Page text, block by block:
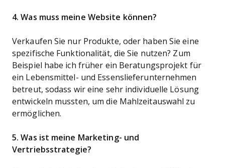
4. Was muss meine Website können?
Verkaufen Sie nur Produkte, oder haben Sie eine
spezifische Funktionalität, die Sie nutzen? Zum
Beispiel habe ich früher ein Beratungsprojekt für
ein Lebensmittel- und Essenslieferunternehmen
betreut, sodass wir eine sehr individuelle Lösung
entwickeln mussten, um die Mahlzeitauswahl zu
ermöglichen.
5. Was ist meine Marketing- und
Vertriebsstrategie?